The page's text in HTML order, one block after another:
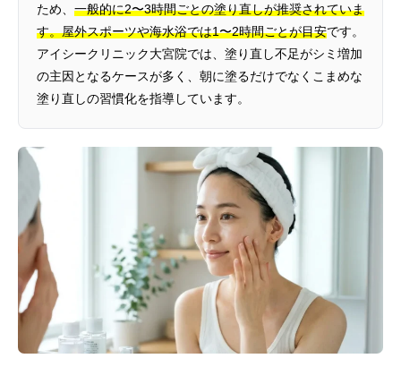
ため、 一般的に2〜3時間ごとの塗り直しが推奨されていま
す。屋外スポーツや海水浴では1〜2時間ごとが目安です。
アイシークリニック大宮院では、塗り直し不足がシミ増加
の主因となるケースが多く、朝に塗るだけでなくこまめな
塗り直しの習慣化を指導しています。